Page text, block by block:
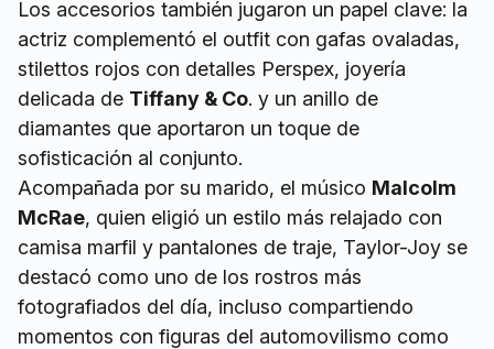
Los accesorios también jugaron un papel clave: la
actriz complementó el outfit con gafas ovaladas,
stilettos rojos con detalles Perspex, joyería
delicada de Tiffany & Co. y un anillo de
diamantes que aportaron un toque de
sofisticación al conjunto.
Acompañada por su marido, el músico Malcolm
McRae, quien eligió un estilo más relajado con
camisa marfil y pantalones de traje, Taylor-Joy se
destacó como uno de los rostros más
fotografiados del día, incluso compartiendo
momentos con figuras del automovilismo como